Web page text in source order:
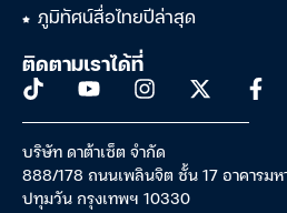
ภูมิทัศน์สื่อไทยปีล่าสุด
ติดตามเราได้ที่
บริษัท ดาต้าเซ็ต จำกัด
888/178 ถนนเพลินจิต ชั้น 17 อาคารม
ปทุมวัน กรุงเทพฯ 10330